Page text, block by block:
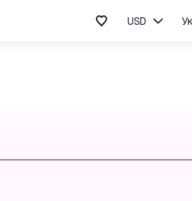
USD